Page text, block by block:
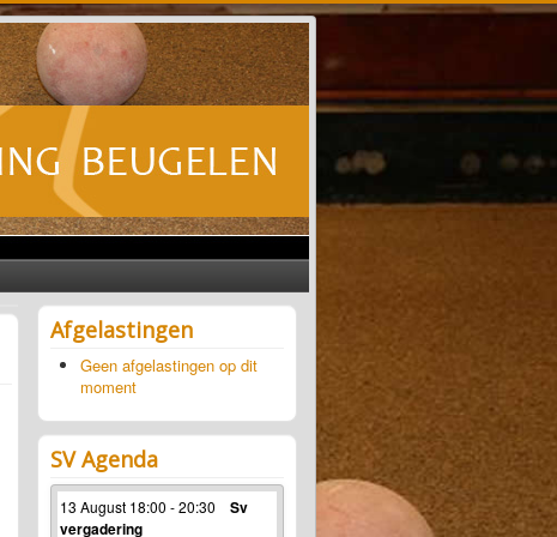
Afgelastingen
Geen afgelastingen op dit
moment
SV Agenda
13 August 18:00 - 20:30
Sv
vergadering